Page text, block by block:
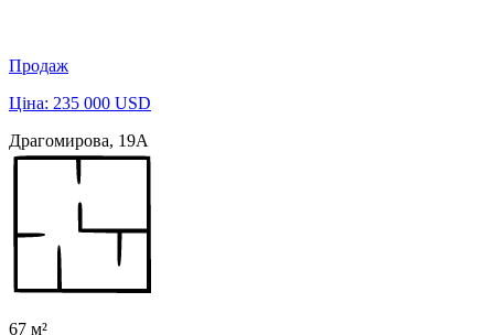
Продаж
Ціна: 235 000 USD
Драгомирова, 19А
67 м²